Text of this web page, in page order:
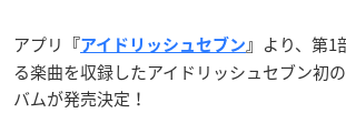
アプリ 『アイドリッシュセブン 』
より、第1
る楽曲を収録したアイドリッシュセブン初
バムが発売決定！